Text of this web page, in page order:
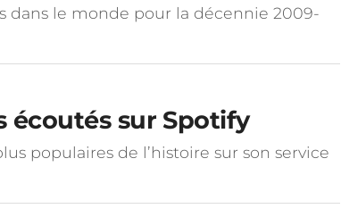
dans le monde pour la décennie 2009-
écoutés sur Spotify
populaires de l’histoire sur son service